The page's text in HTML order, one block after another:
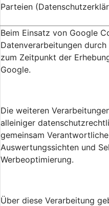
Parteien
Beim Einsatz von Google
Datenverarbeitungen
zum Zeitpunkt der
Google.
Die weiteren
alleiniger
gemeinsam
Auswertungssichten und
Werbeoptimierung.
Über diese Verarbeitung